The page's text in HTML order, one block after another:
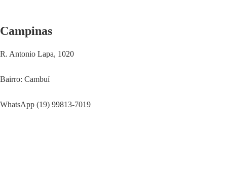
Campinas
R. Antonio Lapa, 1020
Bairro: Cambuí
WhatsApp (19) 99813-7019